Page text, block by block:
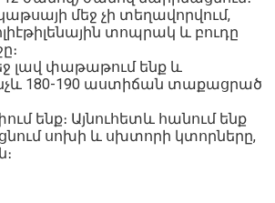
մեջ չի տեղավորվում,
տոպրակ և բուդը
լավ փաթաթում ենք և
180-190 աստիճան տաքացրած
ենք։ Այնուհետև հանում ենք
սոխի և սխտորի կտորները,